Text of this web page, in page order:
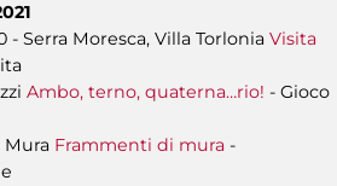
- Serra Moresca, Villa Torlonia Visita
Ambo, terno, quaterna…rio! - Gioco
Mura Frammenti di mura -